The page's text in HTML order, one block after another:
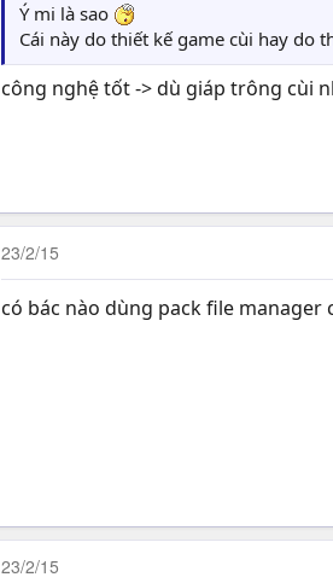
Ý mi là sao
Cái này do thiết kế game cùi hay do
công nghệ tốt -> dù giáp trông cùi
23/2/15
có bác nào dùng pack file
23/2/15